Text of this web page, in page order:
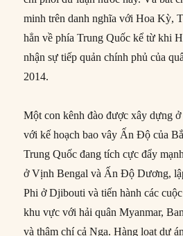
minh trên danh nghĩa với Hoa Kỳ,
hẳn về phía Trung Quốc kể từ khi
nhận sự tiếp quản chính phủ của
2014.
Một con kênh đào được xây dựng
với kế hoạch bao vây Ấn Độ của
Trung Quốc đang tích cực đẩy
ở Vịnh Bengal và Ấn Độ Dương,
Phi ở Djibouti và tiến hành các
khu vực với hải quân Myanmar,
và thậm chí cả Nga. Hàng loạt dự